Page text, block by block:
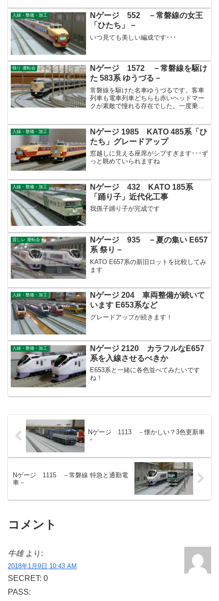
入線・整備・加工
Nゲージ 552 －常磐線の女王
「ひたち」－
いつ見ても美しい編成です･･･
独り 運転会
Nゲージ 1572 －常磐線を駆け
た 583系 ゆうづる－
常磐線を駆けた名車ゆうづるです。客車
列車も電車列車どちらも赤いヘッドマー
クが素敵で憧れる存在でした。一度乗っ
入線・整備・加工
Nゲージ 1985 KATO 485系「ひ
たち」グレードアップ
窓越しに見える座席がシブすぎます･･･ず
っと眺めていられますね
入線・整備・加工
Nゲージ 432 KATO 185系
「踊り子」近代化工事
我孫子踊り子が完成です
貸しレ 運転会
Nゲージ 935 －夏の集い E657
系 祭り－
KATO E657系の新旧ロットを比較してみ
ます
入線・整備・加工
Nゲージ 204 車両整備が続いて
います E653系など
グレードアップが続きます！
入線・整備・加工
Nゲージ 2120 カラフルなE657
系を入線させるべきか
E653系と一緒に各色並べてみたいです
ね！
Nゲージ 1113 －懐かしい？3色更新車
－
Nゲージ 1115 －常磐線 特急と通勤電
車－
コメント
牛雄 より:
2018年1月9日 10:43 AM
SECRET: 0
PASS: